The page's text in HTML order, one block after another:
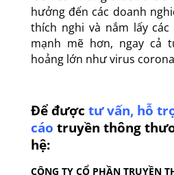
luôn có những thách thức
hưởng đến các doanh
thích nghi và nắm lấy
mạnh mẽ hơn, ngay cả
Để đượctư vấn, hỗ
cáo
hệ: